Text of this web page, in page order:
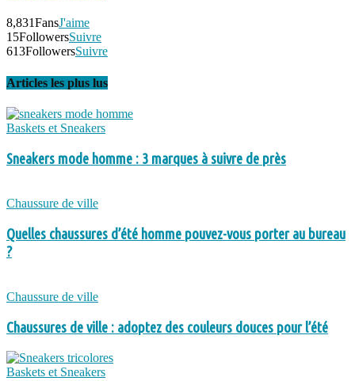
8,831FansJ'aime
15FollowersSuivre
613FollowersSuivre
Articles les plus lus
Baskets et Sneakers
Sneakers mode homme : 3 marques à suivre de près
Chaussure de ville
Quelles chaussures d’été homme pouvez-vous porter au bureau
?
Chaussure de ville
Chaussures de ville : adoptez des couleurs douces pour l’été
Baskets et Sneakers